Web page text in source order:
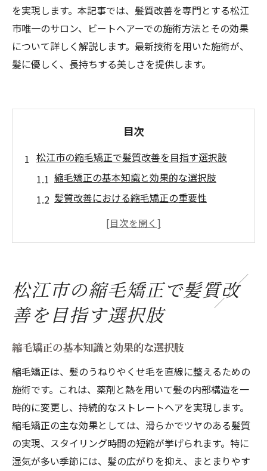
を実現します。本記事では、髪質改善を専門とする松江
市唯一のサロン、ビートヘアーでの施術方法とその効果
について詳しく解説します。最新技術を用いた施術が、
髪に優しく、長持ちする美しさを提供します。
目次
松江市の縮毛矯正で髪質改善を目指す選択肢
縮毛矯正の基本知識と効果的な選択肢
髪質改善における縮毛矯正の重要性
松江市で縮毛矯正を選ぶ際のポイント
髪質改善を求める方へのサロン選びのコツ
ビートヘアーでの縮毛矯正で得られる髪質改善
の効果
髪質改善を実現する縮毛矯正の効果
縮毛矯正後の髪の変化を体験する
ビートヘアーでの施術における効果の持続
髪質改善を実感できる施術プロセス
縮毛矯正で得られる美しい髪の秘訣
縮毛矯正が髪質改善に与える影響とその秘密
松江市の縮毛矯正で髪質改
善を目指す選択肢
縮毛矯正の基本知識と効果的な選択肢
縮毛矯正は、髪のうねりやくせ毛を直線に整えるための
施術です。これは、薬剤と熱を用いて髪の内部構造を一
時的に変更し、持続的なストレートヘアを実現します。
縮毛矯正の主な効果としては、滑らかでツヤのある髪質
の実現、スタイリング時間の短縮が挙げられます。特に
湿気が多い季節には、髪の広がりを抑え、まとまりやす